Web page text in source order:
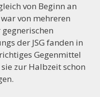
von Beginn an
von mehreren
der JSG fanden in
Gegenmittel
zur Halbzeit schon